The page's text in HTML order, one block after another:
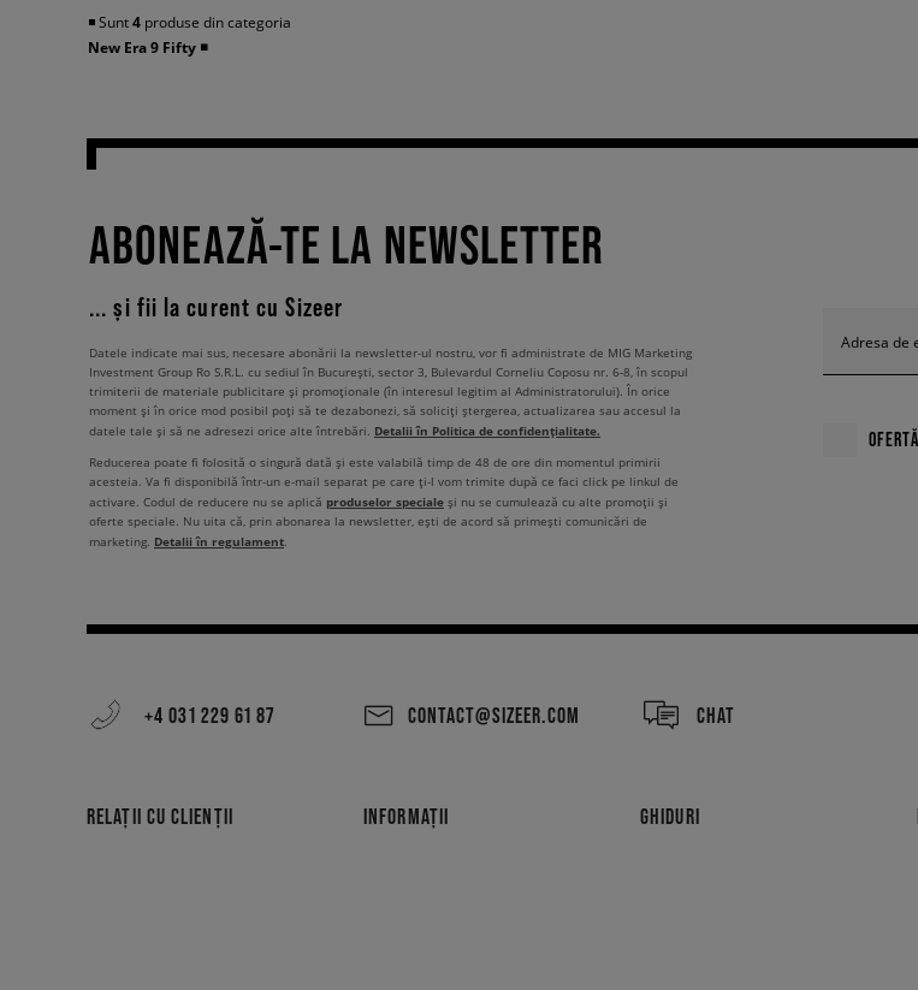
◾️ Sunt4 produse din categoria
New Era 9 Fifty ◾️
ABONEAZĂ-TE LA NEWSLETTER
... și fii la curent cu Sizeer
Adresa de
Datele indicate mai sus, necesare abonării la newsletter-ul nostru, vor fi administrate de MIG Marketing
Investment Group Ro S.R.L. cu sediul în București, sector 3, Bulevardul Corneliu Coposu nr. 6-8, în scopul
trimiterii de materiale publicitare și promoționale (în interesul legitim al Administratorului). În orice
moment și în orice mod posibil poți să te dezabonezi, să soliciți ștergerea, actualizarea sau accesul la
datele tale și să ne adresezi orice alte întrebări. Detalii în Politica de confidențialitate.
Reducerea poate fi folosită o singură dată și este valabilă timp de 48 de ore din momentul primirii
acesteia. Va fi disponibilă într-un e-mail separat pe care ți-l vom trimite după ce faci click pe linkul de
activare. Codul de reducere nu se aplică produselor speciale și nu se cumulează cu alte promoții și
oferte speciale. Nu uita că, prin abonarea la newsletter, ești de acord să primești comunicări de
marketing. Detalii în regulament.
+4 031 229 61 87 CONTACT@SIZEER.COM CHAT
RELAȚII CU CLIENȚII INFORMAȚII GHIDURI